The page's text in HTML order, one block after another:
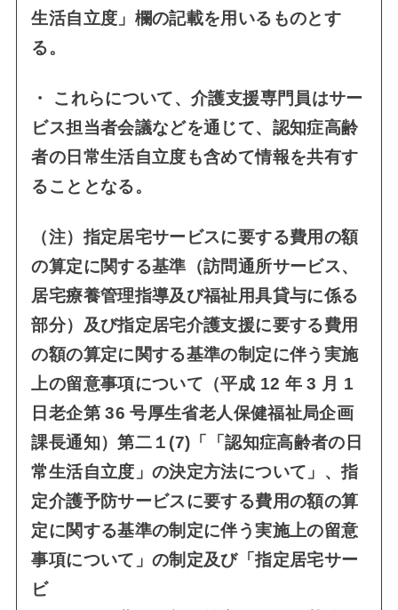
生活自立度」欄の記載を用いるものとす
る。
・ これらについて、介護支援専門員はサー
ビス担当者会議などを通じて、認知症高齢
者の日常生活自立度も含めて情報を共有す
ることとなる。
（注）指定居宅サービスに要する費用の額
の算定に関する基準（訪問通所サービス、
居宅療養管理指導及び福祉用具貸与に係る
部分）及び指定居宅介護支援に要する費用
の額の算定に関する基準の制定に伴う実施
上の留意事項について（平成 12 年 3 月 1
日老企第 36 号厚生省老人保健福祉局企画
課長通知）第二１(7)「「認知症高齢者の日
常生活自立度」の決定方法について」、指
定介護予防サービスに要する費用の額の算
定に関する基準の制定に伴う実施上の留意
事項について」の制定及び「指定居宅サー
ビ